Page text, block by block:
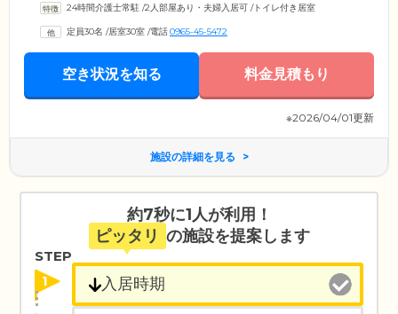
24時間介護士常駐 /2人部屋あり・夫婦入居可 /トイレ付き居室
定員30名 /居室30室 /電話0965-45-5472
空き状況を知る 料金見積もり
※2026/04/01更新
施設の詳細を見る
約7秒に1人が利用！
ピッタリ の施設を提案します
STEP
1